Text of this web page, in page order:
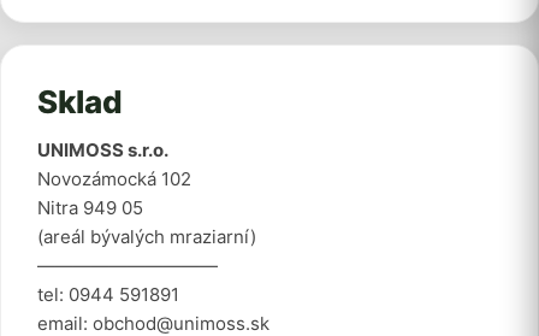
Sklad
UNIMOSS s.r.o.
Novozámocká 102
Nitra 949 05
(areál bývalých mraziarní)
——————————
tel: 0944 591891
email: obchod@unimoss.sk